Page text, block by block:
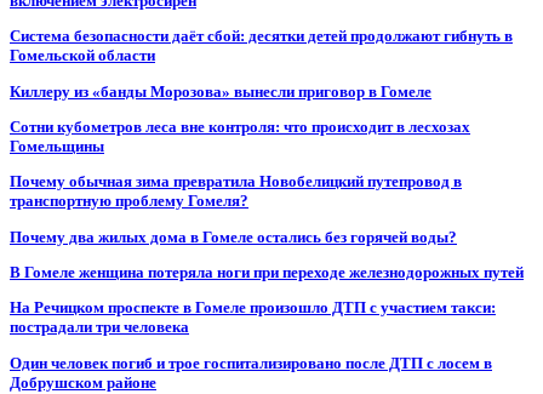
Система безопасности даёт сбой: десятки детей продолжают гибнуть в
Гомельской области
Киллеру из «банды Морозова» вынесли приговор в Гомеле
Сотни кубометров леса вне контроля: что происходит в лесхозах
Гомельщины
Почему обычная зима превратила Новобелицкий путепровод в
транспортную проблему Гомеля?
Почему два жилых дома в Гомеле остались без горячей воды?
В Гомеле женщина потеряла ноги при переходе железнодорожных путей
На Речицком проспекте в Гомеле произошло ДТП с участием такси:
пострадали три человека
Один человек погиб и трое госпитализировано после ДТП с лосем в
Добрушском районе